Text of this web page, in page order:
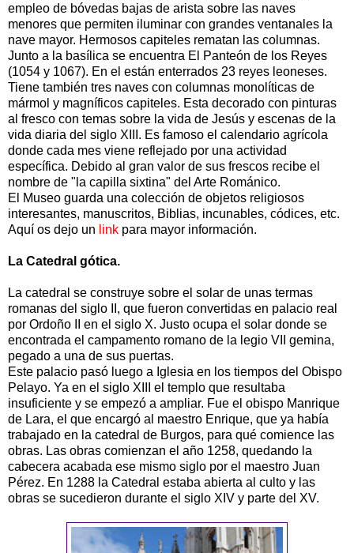
empleo de bóvedas bajas de arista sobre las naves
menores que permiten iluminar con grandes ventanales la
nave mayor. Hermosos capiteles rematan las columnas.
Junto a la basílica se encuentra El Panteón de los Reyes
(1054 y 1067). En el están enterrados 23 reyes leoneses.
Tiene también tres naves con columnas monolíticas de
mármol y magníficos capiteles. Esta decorado con pinturas
al fresco con temas sobre la vida de Jesús y escenas de la
vida diaria del siglo XIII. Es famoso el calendario agrícola
donde cada mes viene reflejado por una actividad
específica. Debido al gran valor de sus frescos recibe el
nombre de "la capilla sixtina" del Arte Románico.
El Museo guarda una colección de objetos religiosos
interesantes, manuscritos, Biblias, incunables, códices, etc.
Aquí os dejo un link para mayor información.
La Catedral gótica.
La catedral se construye sobre el solar de unas termas
romanas del siglo II, que fueron convertidas en palacio real
por Ordoño II en el siglo X. Justo ocupa el solar donde se
encontrada el campamento romano de la legio VII gemina,
pegado a una de sus puertas.
Este palacio pasó luego a Iglesia en los tiempos del Obispo
Pelayo. Ya en el siglo XIII el templo que resultaba
insuficiente y se empezó a ampliar. Fue el obispo Manrique
de Lara, el que encargó al maestro Enrique, que ya había
trabajado en la catedral de Burgos, para qué comience las
obras. Las obras comienzan el año 1258, quedando la
cabecera acabada ese mismo siglo por el maestro Juan
Pérez. En 1288 la Catedral estaba abierta al culto y las
obras se sucedieron durante el siglo XIV y parte del XV.